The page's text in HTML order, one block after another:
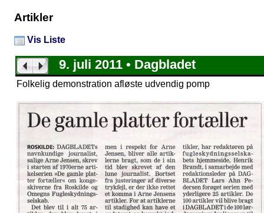
Artikler
Vis Liste
9. juli 2011 • Dagbladet
Folkelig demonstration afløste udvendig pomp